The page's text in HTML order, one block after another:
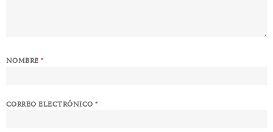
NOMBRE*
CORREO ELECTRÓNICO*